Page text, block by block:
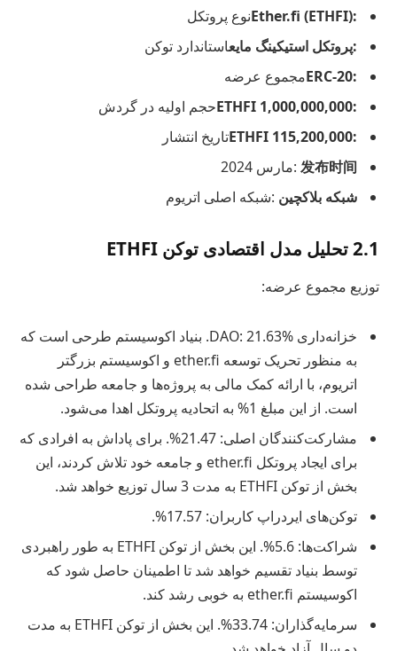
:Ether.fi (ETHFI)
نوع پروتکل
:پروتکل استیکینگ مایعاستاندارد توکن
:ERC-20
مجموع عرضه
:1,000,000,000 ETHFI
حجم اولیه در گردش
:115,200,000 ETHFI
تاریخ انتشار
发布时间 :مارس 2024
شبکه بلاکچین :شبکه اصلی اتریوم
2.1 تحلیل مدل اقتصادی توکن ETHFI
توزیع مجموع عرضه:
خزانه‌داری DAO: 21.63%. بنیاد اکوسیستم طرحی است که
به منظور تحریک توسعه ether.fi و اکوسیستم بزرگتر
اتریوم، با ارائه کمک مالی به پروژه‌ها و جامعه طراحی شده
است. از این مبلغ 1% به اتحادیه پروتکل اهدا می‌شود.
مشارکت‌کنندگان اصلی: 21.47%. برای پاداش به افرادی که
برای ایجاد پروتکل ether.fi و جامعه خود تلاش کردند، این
بخش از توکن ETHFI به مدت 3 سال توزیع خواهد شد.
توکن‌های ایردراپ کاربران: 17.57%.
شراکت‌ها: 5.6%. این بخش از توکن ETHFI به طور راهبردی
توسط بنیاد تقسیم خواهد شد تا اطمینان حاصل شود که
اکوسیستم ether.fi به خوبی رشد کند.
سرمایه‌گذاران: 33.74%. این بخش از توکن ETHFI به مدت